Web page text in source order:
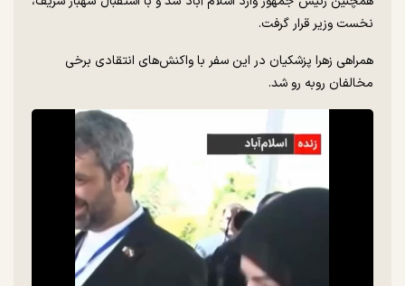
نخست وزیر قرار گرفت.
همراهی زهرا پزشکیان در این سفر با واکنش‌های انتقادی برخی
مخالفان روبه رو شد.